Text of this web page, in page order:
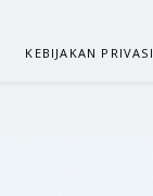
KEBIJAKAN PRIVASI